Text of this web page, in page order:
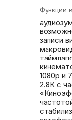
Функции
записи
1080p и
2.8К с